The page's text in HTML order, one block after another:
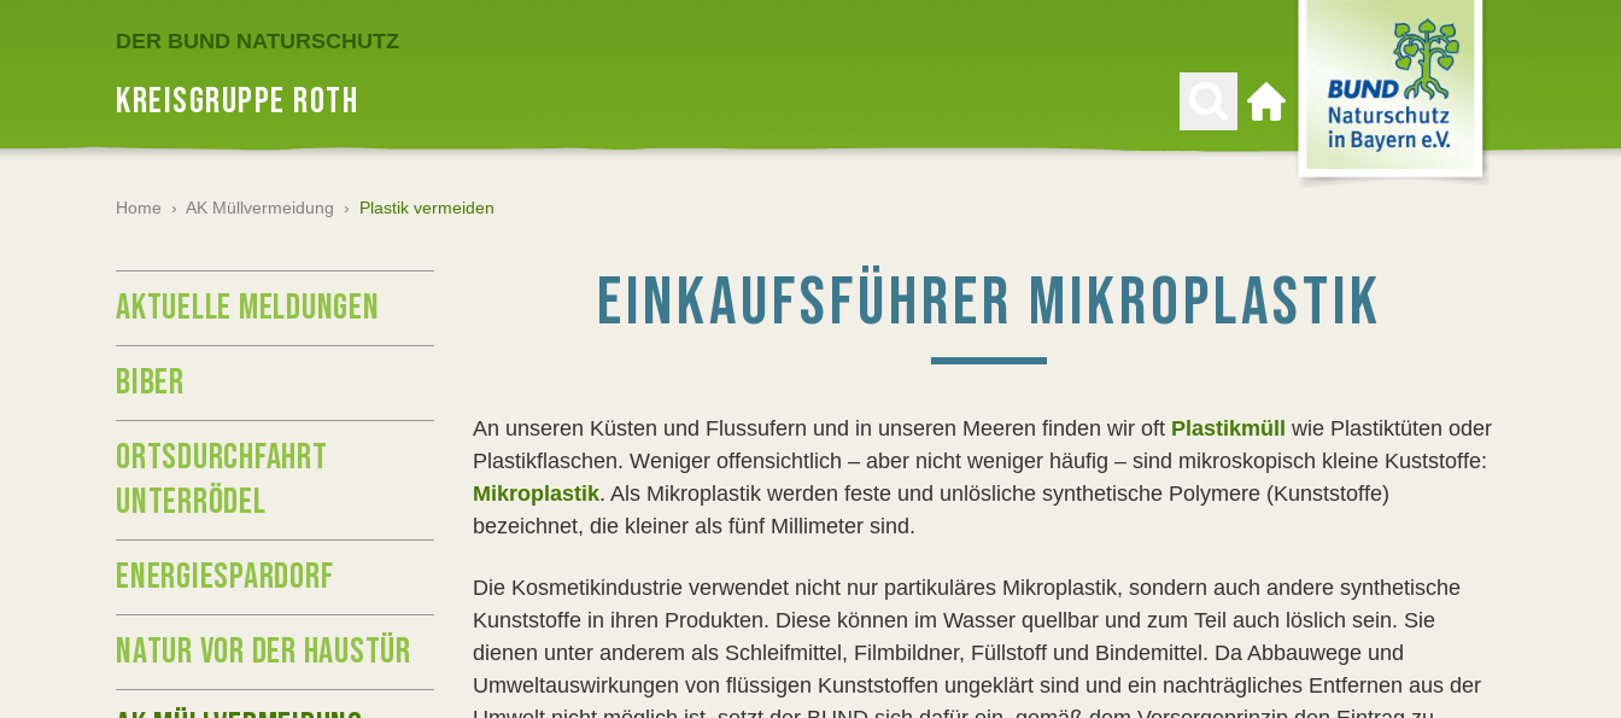
DER BUND NATURSCHUTZ
KREISGRUPPE ROTH
Zur Startseite
Home › AK Müllvermeidung › Plastik vermeiden
EINKAUFSFÜHRER MIKROPLASTIK
An unseren Küsten und Flussufern und in unseren Meeren finden wir oft Plastikmüll
wie Plastiktüten oder
Plastikflaschen. Weniger offensichtlich – aber nicht weniger häufig – sind mikroskopisch kleine Kuststoffe:
Mikroplastik. Als Mikroplastik werden feste und unlösliche synthetische Polymere (Kunststoffe)
bezeichnet, die kleiner als fünf Millimeter sind.
Die Kosmetikindustrie verwendet nicht nur partikuläres Mikroplastik, sondern auch andere synthetische
Kunststoffe in ihren Produkten. Diese können im Wasser quellbar und zum Teil auch löslich sein. Sie
dienen unter anderem als Schleifmittel, Filmbildner, Füllstoff und Bindemittel. Da Abbauwege und
Umweltauswirkungen von flüssigen Kunststoffen ungeklärt sind und ein nachträgliches Entfernen aus der
AKTUELLE MELDUNGEN
BIBER
ORTSDURCHFAHRT
UNTERRÖDEL
ENERGIESPARDORF
NATUR VOR DER HAUSTÜR